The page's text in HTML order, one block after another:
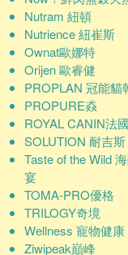
Nutram 紐頓
Nutrience 紐崔斯
Ownat歐娜特
Orijen 歐睿健
PROPLAN 冠能貓
PROPURE猋
ROYAL CANIN法
SOLUTION 耐吉斯
Taste of the Wild
宴
TOMA-PRO優格
TRILOGY奇境
Wellness 寵物健康
Ziwipeak巔峰